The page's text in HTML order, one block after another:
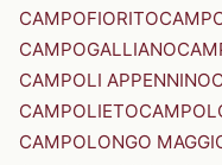
CAMPOFIORITO
CAMPOGALLIANO
CAMPOLI APPENNINO
CAMPOLIETO
CAMPOLONGO